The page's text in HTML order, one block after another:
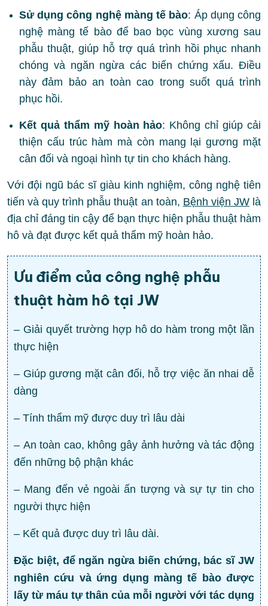
Sử dụng công nghệ màng tế bào: Áp dụng công
nghệ màng tế bào để bao bọc vùng xương sau
phẫu thuật, giúp hỗ trợ quá trình hồi phục nhanh
chóng và ngăn ngừa các biến chứng xấu. Điều
này đảm bảo an toàn cao trong suốt quá trình
phục hồi.
Kết quả thẩm mỹ hoàn hảo: Không chỉ giúp cải
thiện cấu trúc hàm mà còn mang lại gương mặt
cân đối và ngoại hình tự tin cho khách hàng.
Với đội ngũ bác sĩ giàu kinh nghiệm, công nghệ tiên
tiến và quy trình phẫu thuật an toàn, Bệnh viện JWlà
địa chỉ đáng tin cậy để bạn thực hiện phẫu thuật hàm
hô và đạt được kết quả thẩm mỹ hoàn hảo.
Ưu điểm của công nghệ phẫu
thuật hàm hô tại JW
– Giải quyết trường hợp hô do hàm trong một lần
thực hiện
– Giúp gương mặt cân đối, hỗ trợ việc ăn nhai dễ
dàng
– Tính thẩm mỹ được duy trì lâu dài
– An toàn cao, không gây ảnh hưởng và tác động
đến những bộ phận khác
– Mang đến vẻ ngoài ấn tượng và sự tự tin cho
người thực hiện
– Kết quả được duy trì lâu dài.
Đặc biệt, để ngăn ngừa biến chứng, bác sĩ JW
nghiên cứu và ứng dụng màng tế bào được
lấy từ máu tự thân của mỗi người với tác dụng